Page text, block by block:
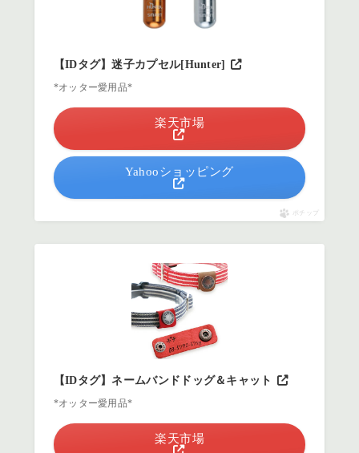
【IDタグ】迷子カプセル[Hunter]
*オッター愛用品*
楽天市場
Yahooショッピング
ポチップ
【IDタグ】ネームバンドドッグ＆キャット
*オッター愛用品*
楽天市場